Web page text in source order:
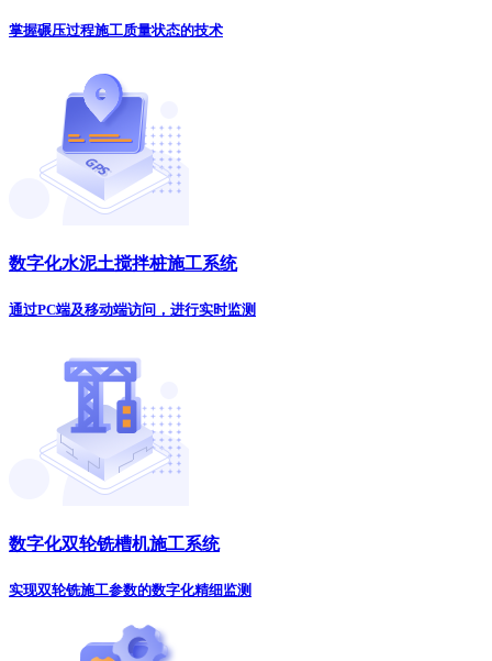
掌握碾压过程施工质量状态的技术
数字化水泥土搅拌桩施工系统
通过PC端及移动端访问，进行实时监测
数字化双轮铣槽机施工系统
实现双轮铣施工参数的数字化精细监测